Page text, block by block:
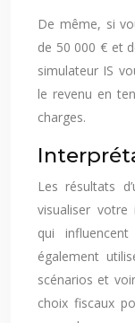
De même, si
de 50 000 € et
simulateur IS
le revenu en
charges.
Les résultats
visualiser votre
qui
également
scénarios et
choix fiscaux